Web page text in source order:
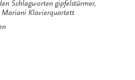
Schlagworten gipfelstürmer,
Mariani Klavierquartett
zu